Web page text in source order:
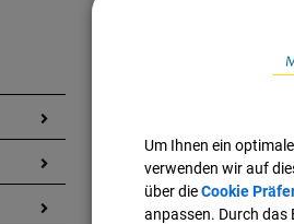
Um Ihnen ein
verwenden wir auf
über dieCookie
anpassen. Durch das